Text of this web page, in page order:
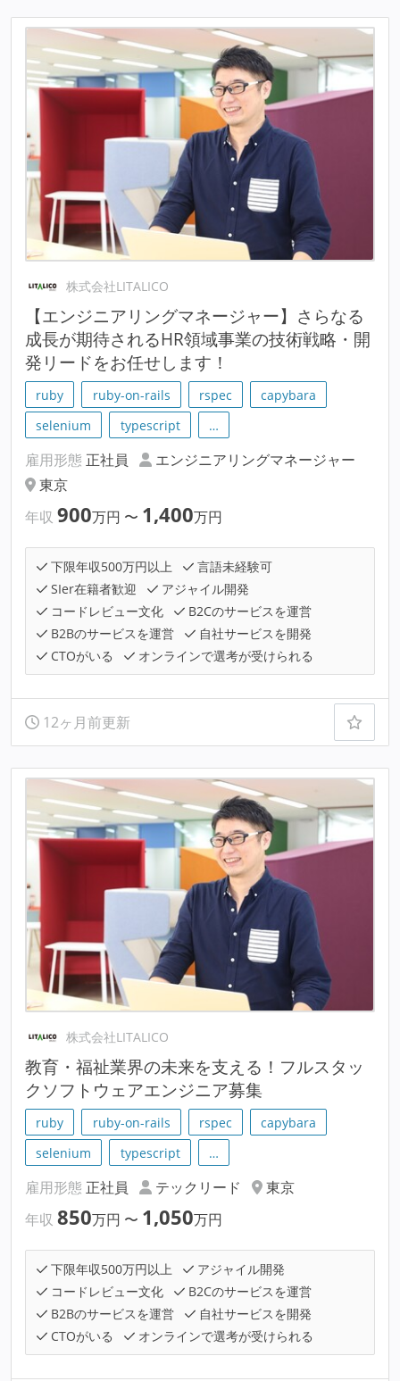
株式会社LITALICO
【エンジニアリングマネージャー】さらなる
成長が期待されるHR領域事業の技術戦略・開
発リードをお任せします！
ruby ruby-on-rails rspec
capybara
selenium
typescript …
雇用形態 正社員
エンジニアリングマネージャー
東京
年収 900万円 〜 1,400万円
下限年収500万円以上
言語未経験可
SIer在籍者歓迎
アジャイル開発
コードレビュー文化
B2Cのサービスを運営
B2Bのサービスを運営
自社サービスを開発
CTOがいる
オンラインで選考が受けられる
12ヶ月前更新
株式会社LITALICO
教育・福祉業界の未来を支える！フルスタッ
クソフトウェアエンジニア募集
ruby ruby-on-rails rspec
capybara
selenium
typescript …
雇用形態 正社員 テックリード
東京
年収 850万円 〜 1,050万円
下限年収500万円以上
アジャイル開発
コードレビュー文化
B2Cのサービスを運営
B2Bのサービスを運営
自社サービスを開発
CTOがいる
オンラインで選考が受けられる